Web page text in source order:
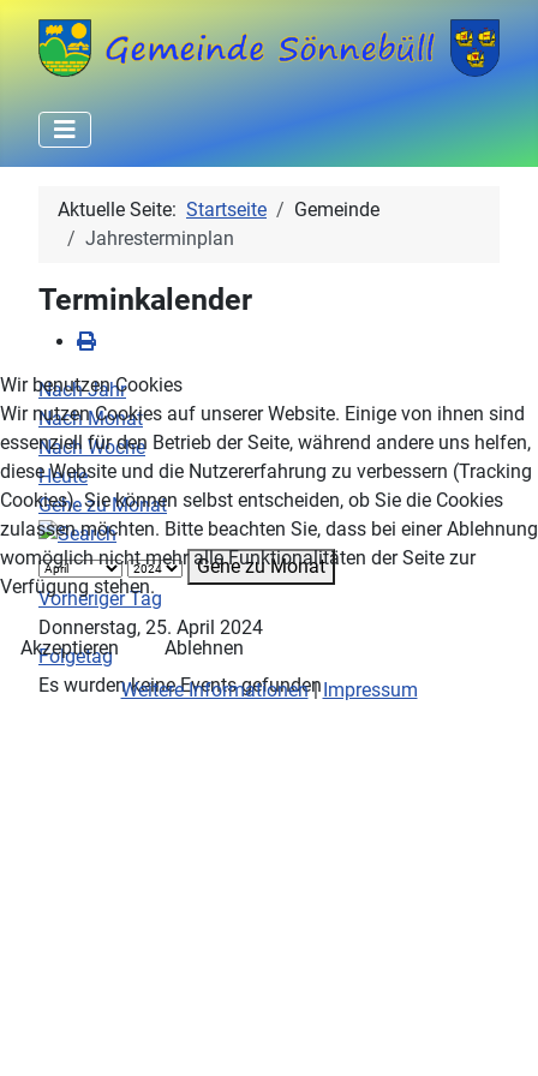
Aktuelle Seite: Startseite
Gemeinde
Jahresterminplan
Terminkalender
Nach Jahr
Nach Monat
Nach Woche
Heute
Gehe zu Monat
Gehe zu Monat
Vorheriger Tag
Donnerstag, 25. April 2024
Folgetag
Es wurden keine Events gefunden
Wir benutzen Cookies
Wir nutzen Cookies auf unserer Website. Einige von ihnen sind
essenziell für den Betrieb der Seite, während andere uns helfen,
diese Website und die Nutzererfahrung zu verbessern (Tracking
Cookies). Sie können selbst entscheiden, ob Sie die Cookies
zulassen möchten. Bitte beachten Sie, dass bei einer Ablehnung
womöglich nicht mehr alle Funktionalitäten der Seite zur
Verfügung stehen.
Akzeptieren
Ablehnen
Weitere Informationen|Impressum